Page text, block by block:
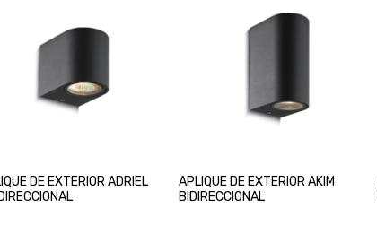
DE EXTERIOR ADRIEL
APLIQUE DE EXTERIOR AKIM
BIDIRECCIONAL